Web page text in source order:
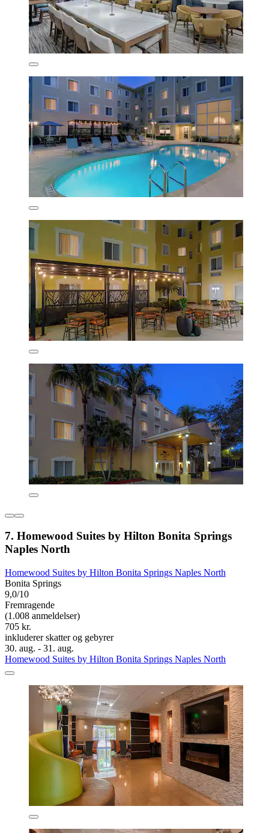
7. Homewood Suites by Hilton Bonita Springs
Naples North
Homewood Suites by Hilton Bonita Springs Naples North
Bonita Springs
9,0/10
Fremragende
(1.008 anmeldelser)
705 kr.
inkluderer skatter og gebyrer
30. aug. - 31. aug.
Homewood Suites by Hilton Bonita Springs Naples North